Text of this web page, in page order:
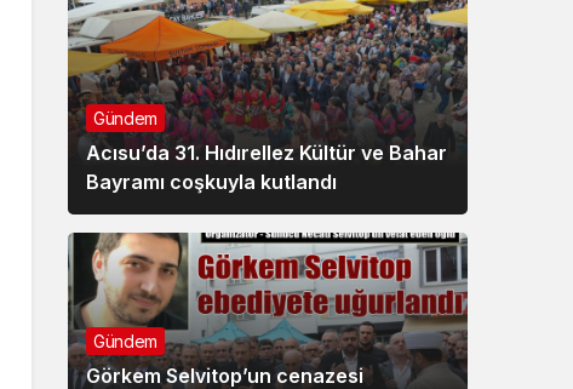
Gündem
Acısu’da 31. Hıdırellez Kültür ve Bahar
Bayramı coşkuyla kutlandı
Gündem
Görkem Selvitop’un cenazesi